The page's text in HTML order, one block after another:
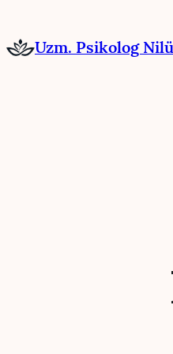
geç Uzm. Psikolog